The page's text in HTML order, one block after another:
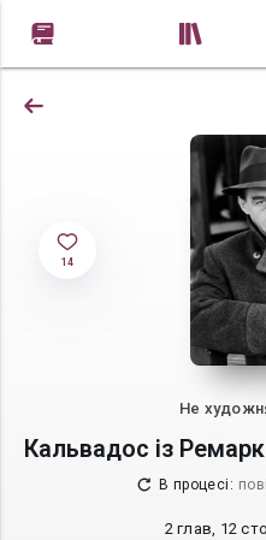
14
Не
Кальвадос із
В процесі :
2 глав, 12